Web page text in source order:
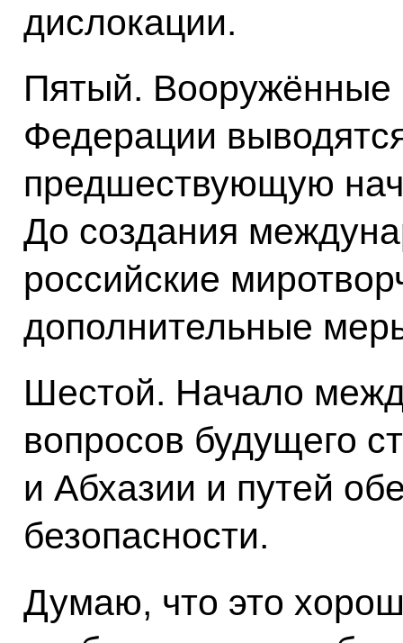
дислокации.
Пятый. Вооружённые
Федерации
предшествующую
До создания
российские
дополнительные
Шестой. Начало
вопросов будущего
и Абхазии и путей
безопасности.
Думаю, что это